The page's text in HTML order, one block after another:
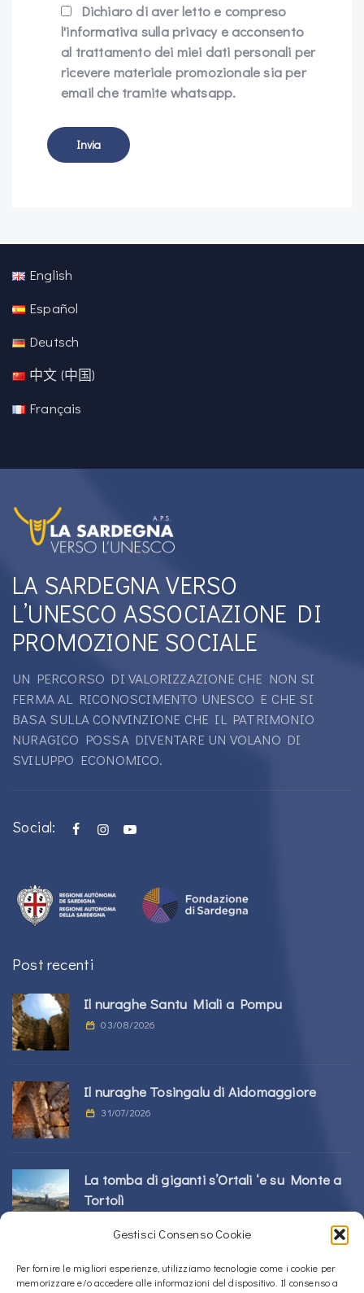
Gestisci Consenso Cookie
Per fornire le migliori esperienze, utilizziamo tecnologie come i cookie per
memorizzare e/o accedere alle informazioni del dispositivo. Il consenso a
Dichiaro di aver letto e compreso
l'informativa sulla privacy e acconsento
al trattamento dei miei dati personali per
ricevere materiale promozionale sia per
email che tramite whatsapp.
English
Español
Deutsch
中文 (中国)
Français
LA SARDEGNA VERSO
L’UNESCO ASSOCIAZIONE DI
PROMOZIONE SOCIALE
UN PERCORSO DI VALORIZZAZIONE CHE NON SI
FERMA AL RICONOSCIMENTO UNESCO E CHE SI
BASA SULLA CONVINZIONE CHE IL PATRIMONIO
NURAGICO POSSA DIVENTARE UN VOLANO DI
SVILUPPO ECONOMICO.
Social:
Post recenti
Il nuraghe Santu Miali a Pompu
03/08/2026
Il nuraghe Tosingalu di Aidomaggiore
31/07/2026
La tomba di giganti s’Ortali ‘e su Monte a
Tortolì
Il nuraghe Perdu Cossu a Norbello